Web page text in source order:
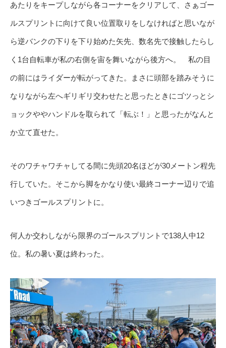
あたりをキープしながら各コーナーをクリアして、さぁゴー
ルスプリントに向けて良い位置取りをしなければと思いなが
ら逆バンクの下りを下り始めた矢先、数名先で接触したらし
く1台自転車が私の右側を宙を舞いながら後方へ。 私の目
の前にはライダーが転がってきた。まさに頭部を踏みそうに
なりながら左へギリギリ交わせたと思ったときにゴツっとシ
ョックややハンドルを取られて「転ぶ！」と思ったがなんと
か立て直せた。
そのワチャワチャしてる間に先頭20名ほどが30メートン程先
行していた。そこから脚をかなり使い最終コーナー辺りで追
いつきゴールスプリントに。
何人か交わしながら限界のゴールスプリントで138人中12
位。私の暑い夏は終わった。